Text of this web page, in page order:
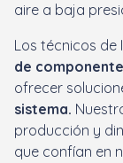
aire a baja
Los técnicos de
de
ofrecer
sistema.
producción y
que confían en